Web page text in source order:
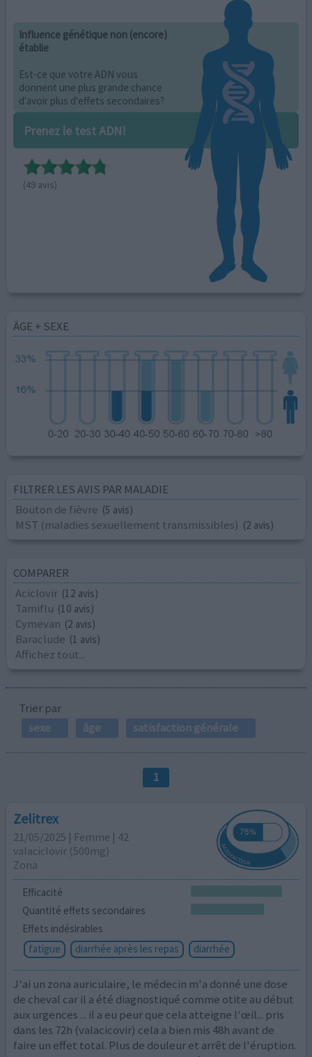
Influence génétique non (encore)
établie
Est-ce que votre ADN vous
donnent une plus grande chance
d'avoir plus d'effets secondaires?
Prenez le test ADN!
(49 avis)
ÂGE + SEXE
FILTRER LES AVIS PAR MALADIE
Bouton de fièvre (5 avis)
MST (maladies sexuellement transmissibles) (2 avis)
COMPARER
Aciclovir (12 avis)
Tamiflu (10 avis)
Cymevan (2 avis)
Baraclude (1 avis)
Affichez tout...
Trier par
sexe
âge satisfaction générale
1
Zelitrex
21/05/2025 | Femme | 42
valaciclovir (500mg)
Zona
Efficacité
Quantité effets secondaires
Effets indésirables
fatigue
diarrhée après les repas diarrhée
J'ai un zona auriculaire, le médecin m'a donné une dose
de cheval car il a été diagnostiqué comme otite au début
aux urgences ... il a eu peur que cela atteigne l'œil... pris
dans les 72h (valacicovir) cela a bien mis 48h avant de
faire un effet total. Plus de douleur et arrêt de l'éruption.